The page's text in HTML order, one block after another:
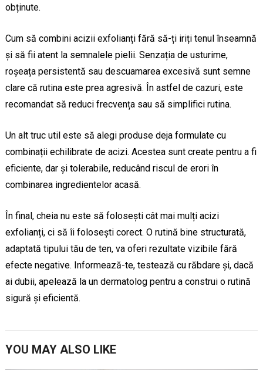
obținute.
Cum să combini acizii exfolianți fără să-ți iriți tenul înseamnă
și să fii atent la semnalele pielii. Senzația de usturime,
roșeața persistentă sau descuamarea excesivă sunt semne
clare că rutina este prea agresivă. În astfel de cazuri, este
recomandat să reduci frecvența sau să simplifici rutina.
Un alt truc util este să alegi produse deja formulate cu
combinații echilibrate de acizi. Acestea sunt create pentru a fi
eficiente, dar și tolerabile, reducând riscul de erori în
combinarea ingredientelor acasă.
În final, cheia nu este să folosești cât mai mulți acizi
exfolianți, ci să îi folosești corect. O rutină bine structurată,
adaptată tipului tău de ten, va oferi rezultate vizibile fără
efecte negative. Informează-te, testează cu răbdare și, dacă
ai dubii, apelează la un dermatolog pentru a construi o rutină
sigură și eficientă.
YOU MAY ALSO LIKE